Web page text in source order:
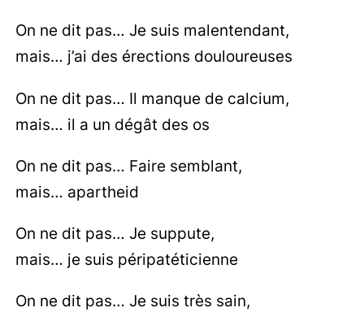
On ne dit pas… Je suis malentendant,
mais… j’ai des érections douloureuses
On ne dit pas… Il manque de calcium,
mais… il a un dégât des os
On ne dit pas… Faire semblant,
mais… apartheid
On ne dit pas… Je suppute,
mais… je suis péripatéticienne
On ne dit pas… Je suis très sain,